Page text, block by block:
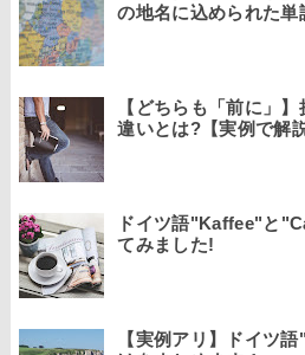
の地名に込められた単
【どちらも「前に」
違いとは?【実例で解説
ドイツ語"Kaffee"と
てみました!
【実例アリ】ドイツ